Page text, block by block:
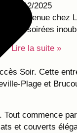
09/12/2025
Bienvenue chez
des soirées
Lire la suite »
Soir. Cette
Plage et
commence
et couverts